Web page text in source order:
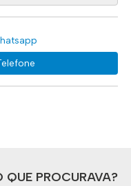
QUE PROCURAVA?